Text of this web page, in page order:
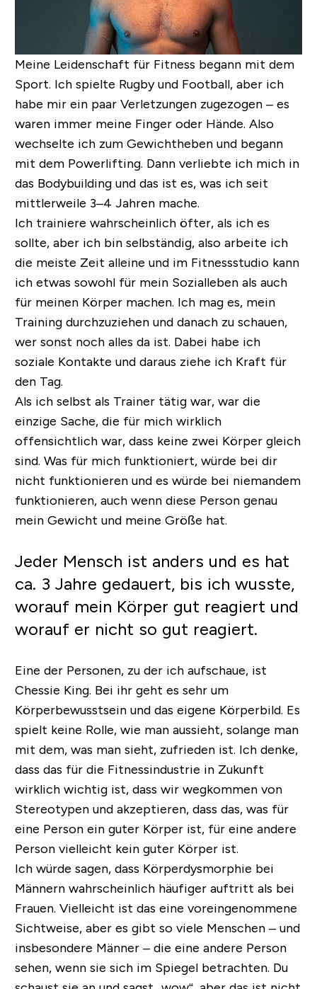
Meine Leidenschaft für Fitness begann mit dem
Sport. Ich spielte Rugby und Football, aber ich
habe mir ein paar Verletzungen zugezogen – es
waren immer meine Finger oder Hände. Also
wechselte ich zum Gewichtheben und begann
mit dem Powerlifting. Dann verliebte ich mich in
das Bodybuilding und das ist es, was ich seit
mittlerweile 3–4 Jahren mache.
Ich trainiere wahrscheinlich öfter, als ich es
sollte, aber ich bin selbständig, also arbeite ich
die meiste Zeit alleine und im Fitnessstudio kann
ich etwas sowohl für mein Sozialleben als auch
für meinen Körper machen. Ich mag es, mein
Training durchzuziehen und danach zu schauen,
wer sonst noch alles da ist. Dabei habe ich
soziale Kontakte und daraus ziehe ich Kraft für
den Tag.
Als ich selbst als Trainer tätig war, war die
einzige Sache, die für mich wirklich
offensichtlich war, dass keine zwei Körper gleich
sind. Was für mich funktioniert, würde bei dir
nicht funktionieren und es würde bei niemandem
funktionieren, auch wenn diese Person genau
mein Gewicht und meine Größe hat.
Jeder Mensch ist anders und es hat
ca. 3 Jahre gedauert, bis ich wusste,
worauf mein Körper gut reagiert und
worauf er nicht so gut reagiert.
Eine der Personen, zu der ich aufschaue, ist
Chessie King. Bei ihr geht es sehr um
Körperbewusstsein und das eigene Körperbild. Es
spielt keine Rolle, wie man aussieht, solange man
mit dem, was man sieht, zufrieden ist. Ich denke,
dass das für die Fitnessindustrie in Zukunft
wirklich wichtig ist, dass wir wegkommen von
Stereotypen und akzeptieren, dass das, was für
eine Person ein guter Körper ist, für eine andere
Person vielleicht kein guter Körper ist.
Ich würde sagen, dass Körperdysmorphie bei
Männern wahrscheinlich häufiger auftritt als bei
Frauen. Vielleicht ist das eine voreingenommene
Sichtweise, aber es gibt so viele Menschen – und
insbesondere Männer – die eine andere Person
sehen, wenn sie sich im Spiegel betrachten. Du